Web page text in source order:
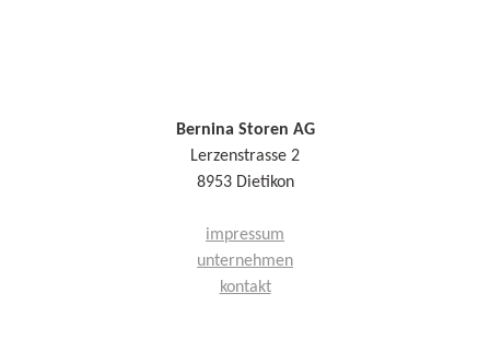
Bernina Storen AG
Lerzenstrasse 2
8953 Dietikon
impressum
unternehmen
kontakt